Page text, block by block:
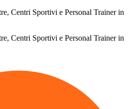
Centri Sportivi e Personal Trainer in
Centri Sportivi e Personal Trainer in